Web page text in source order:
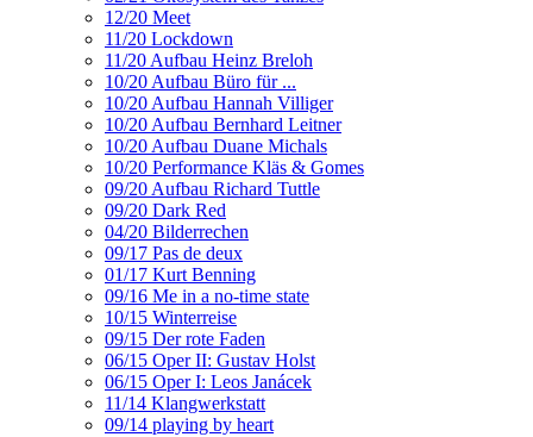
12/20 Meet
11/20 Lockdown
11/20 Aufbau Heinz Breloh
10/20 Aufbau Büro für ...
10/20 Aufbau Hannah Villiger
10/20 Aufbau Bernhard Leitner
10/20 Aufbau Duane Michals
10/20 Performance Kläs & Gomes
09/20 Aufbau Richard Tuttle
09/20 Dark Red
04/20 Bilderrechen
09/17 Pas de deux
01/17 Kurt Benning
09/16 Me in a no-time state
10/15 Winterreise
09/15 Der rote Faden
06/15 Oper II: Gustav Holst
06/15 Oper I: Leos Janácek
11/14 Klangwerkstatt
09/14 playing by heart